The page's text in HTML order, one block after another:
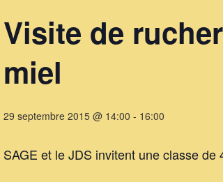
Visite de
miel
29 septembre 2015 @ 14:00 - 16:00
SAGE et le JDS invitent une classe